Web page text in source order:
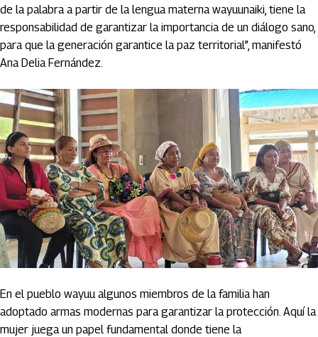
de la palabra a partir de la lengua materna wayuunaiki, tiene la
responsabilidad de garantizar la importancia de un diálogo sano,
para que la generación garantice la paz territorial”, manifestó
Ana Delia Fernández.
En el pueblo wayuu algunos miembros de la familia han
adoptado armas modernas para garantizar la protección. Aquí la
mujer juega un papel fundamental donde tiene la